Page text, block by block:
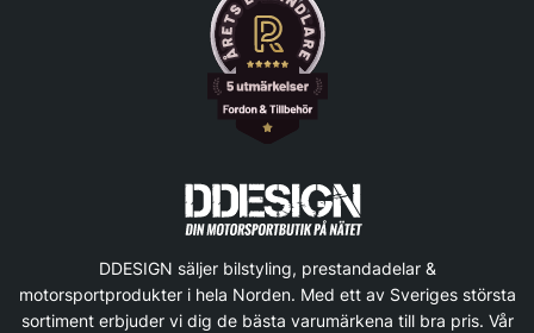
DDESIGN säljer bilstyling, prestandadelar &
motorsportprodukter i hela Norden. Med ett av Sveriges största
sortiment erbjuder vi dig de bästa varumärkena till bra pris. Vår